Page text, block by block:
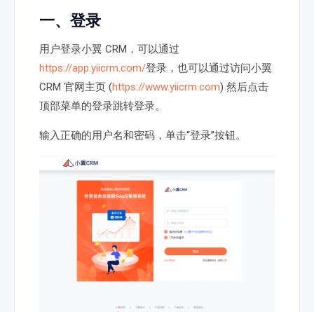
一、登录
用户登录小翼 CRM，可以通过
https://app.yiicrm.com/登录，也可以通过访问小翼
CRM 官网主页 (https://www.yiicrm.com) 然后点击
顶部菜单的登录跳转登录。
输入正确的用户名和密码，单击“登录”按钮。